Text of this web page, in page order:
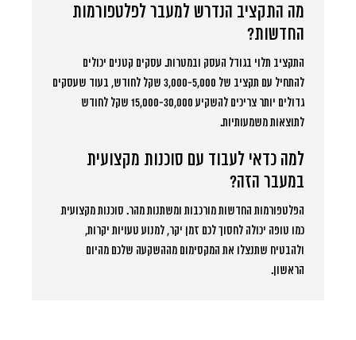
מה התקציב הנדרש למעבר לפלטפורמות
החדשות?
התקציב תלוי בגודל העסק ובמטרות. עסקים קטנים יכולים
להתחיל עם תקציב של 3,000-5,000 שקל לחודש, בעוד שעסקים
גדולים יותר צריכים להשקיע 15,000-30,000 שקל לחודש
לתוצאות משמעותיות.
למה כדאי לעבוד עם סוכנות מקצועית
במעבר הזה?
הפלטפורמות החדשות מורכבות ומשתנות מהר. סוכנות מקצועית
כמו טופה יכולה לחסוך לכם זמן יקר, למנוע טעויות יקרות,
ולהבטיח שתנצלו את המקסימום מההשקעה שלכם מהיום
הראשון.